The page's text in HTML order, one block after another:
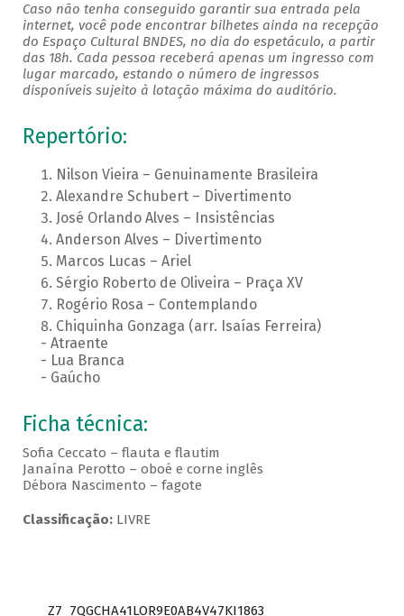
Caso não tenha conseguido garantir sua entrada pela
internet, você pode encontrar bilhetes ainda na recepção
do Espaço Cultural BNDES, no dia do espetáculo, a partir
das 18h. Cada pessoa receberá apenas um ingresso com
lugar marcado, estando o número de ingressos
disponíveis sujeito à lotação máxima do auditório.
Repertório:
Nilson Vieira – Genuinamente Brasileira
Alexandre Schubert – Divertimento
José Orlando Alves – Insistências
Anderson Alves – Divertimento
Marcos Lucas – Ariel
Sérgio Roberto de Oliveira – Praça XV
Rogério Rosa – Contemplando
Chiquinha Gonzaga (arr. Isaías Ferreira)
- Atraente
- Lua Branca
- Gaúcho
Ficha técnica:
Sofia Ceccato – flauta e flautim
Janaína Perotto – oboé e corne inglês
Débora Nascimento – fagote
Classificação:LIVRE
Z7_7QGCHA41LOR9E0AB4V47KI1863